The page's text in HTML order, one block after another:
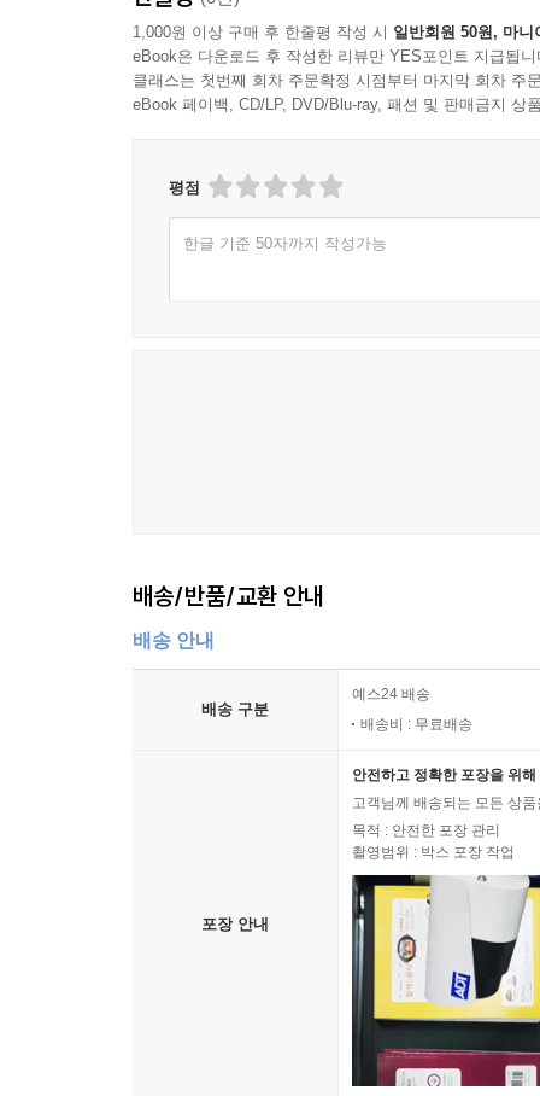
1,000원 이상 구매 후 한줄평 작성 시 일반회원 50원, 마니
eBook은 다운로드 후 작성한 리뷰만 YES포인트 지급됩니
클래스는 첫번째 회차 주문확정 시점부터 마지막 회차 주
eBook 페이백, CD/LP, DVD/Blu-ray, 패션 및 판매금지 상
평점
한글 기준 50자까지 작성가능
배송/반품/교환 안내
배송 안내
배송 구분
예스24 배송
배송비 : 무료배송
포장 안내
안전하고 정확한 포장을 위
고객님께 배송되는 모든 상
목적 : 안전한 포장 관리
촬영범위 : 박스 포장 작업